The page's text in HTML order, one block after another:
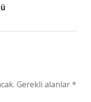
Gerekli alanlar*